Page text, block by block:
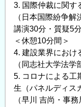
3. 国際仲裁に関す
（日本国際紛争解
講演30分・質疑5分
＜休憩10分間＞
4. 建設業界におけ
（同志社大学法
5. コロナによる工
生（パネルディス
（早川 吉尚・事